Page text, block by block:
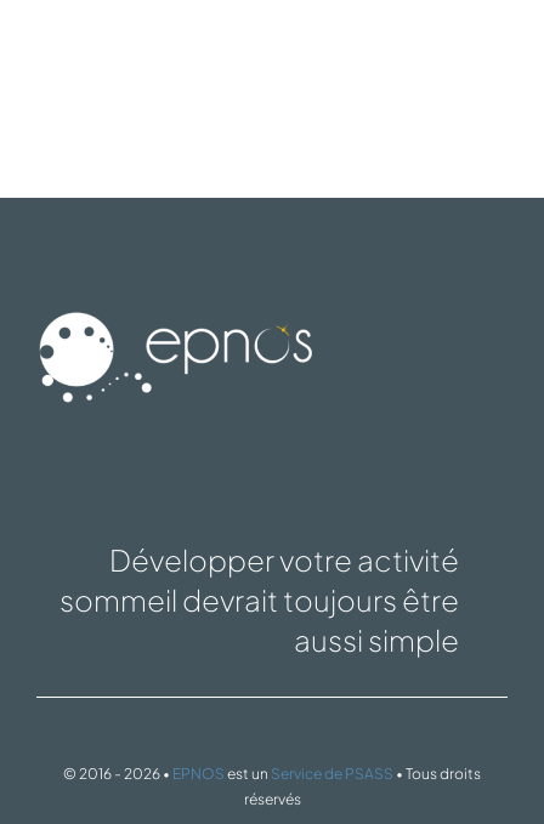
Développer votre activité
sommeil devrait toujours être
aussi simple
© 2016 - 2026 • EPNOS est un Service de PSASS • Tous droits
réservés